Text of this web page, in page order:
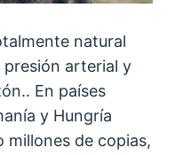
natural
presión arterial y
En países
y Hungría
millones de copias,